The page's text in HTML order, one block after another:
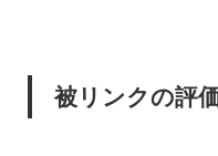
被リンクの評